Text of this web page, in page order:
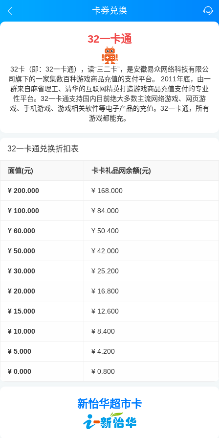
卡券兑换
32一卡通
32卡（即：32一卡通），读“三二卡”，是安徽易众网络科技有限公
司旗下的一家集数百种游戏商品充值的支付平台。 2011年底，由一
群来自麻省理工、清华的互联网精英打造游戏商品充值支付的专业
性平台。32一卡通支持国内目前绝大多数主流网络游戏、网页游
戏、手机游戏、游戏相关软件等电子产品的充值。32一卡通，所有
游戏都能充。
32一卡通兑换折扣表
面值(元) 卡卡礼品网余额(元)
¥ 200.000 ¥ 168.000
¥ 100.000 ¥ 84.000
¥ 60.000 ¥ 50.400
¥ 50.000 ¥ 42.000
¥ 30.000 ¥ 25.200
¥ 20.000 ¥ 16.800
¥ 15.000 ¥ 12.600
¥ 10.000 ¥ 8.400
¥ 5.000 ¥ 4.200
¥ 0.000 ¥ 0.800
新怡华超市卡